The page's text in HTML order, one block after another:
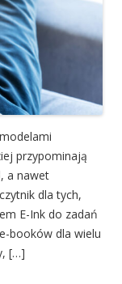
przypominają
a nawet
dla tych,
E-Ink do zadań
booków dla wielu
[…]